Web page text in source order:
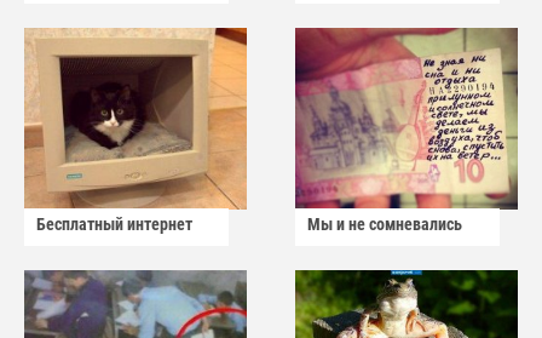
Бесплатный интернет Мы и не сомневались